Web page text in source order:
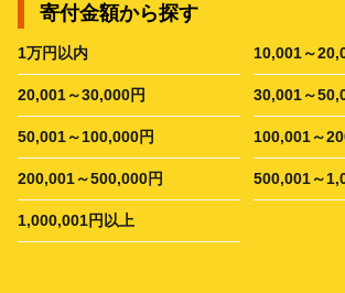
寄付金額から探す
1万円以内 10,001～
20,001～30,000円 30,001～
50,001～100,000円 100,001～
200,001～500,000円 500,001～
1,000,001円以上